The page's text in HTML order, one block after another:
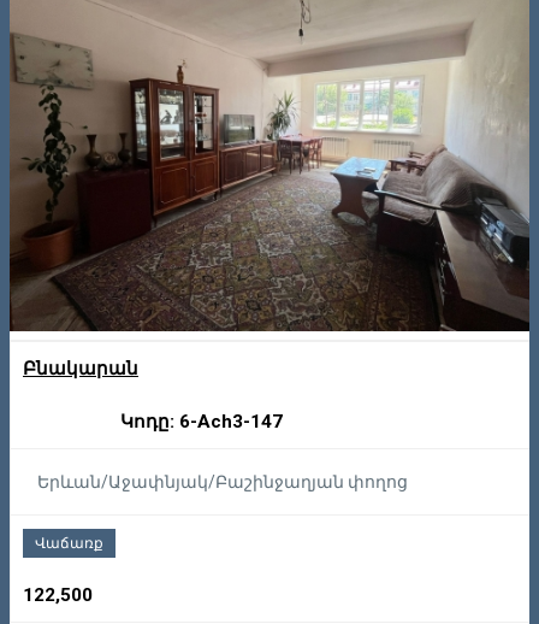
Բնակարան
Կոդը: 6-Ach3-147
Երևան/Աջափնյակ/Բաշինջաղյան փողոց
Վաճառք
122,500